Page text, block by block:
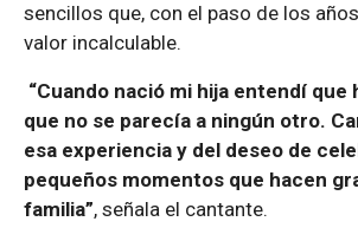
sencillos que, con el paso de los
valor incalculable.
“Cuando nació mi hija entendí que
que no se parecía a ningún otro.
esa experiencia y del deseo de
pequeños momentos que hacen
familia”, señala el cantante.